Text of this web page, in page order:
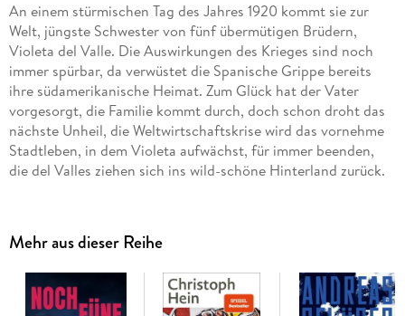
An einem stürmischen Tag des Jahres 1920 kommt sie zur
Welt, jüngste Schwester von fünf übermütigen Brüdern,
Violeta del Valle. Die Auswirkungen des Krieges sind noch
immer spürbar, da verwüstet die Spanische Grippe bereits
ihre südamerikanische Heimat. Zum Glück hat der Vater
vorgesorgt, die Familie kommt durch, doch schon droht das
nächste Unheil, die Weltwirtschaftskrise wird das vornehme
Stadtleben, in dem Violeta aufwächst, für immer beenden,
die del Valles ziehen sich ins wild-schöne Hinterland zurück.
Violeta erzählt uns selbst ihr Leben, am Ende ihrer Tage
schreibt sie ihrem geliebten Enkel einen langen Brief - sie
schreibt von ihren halsbrecherischen Affären, den Jahren der
Armut, von schrecklichen Verlusten und tiefempfundener
Freude, von historischen Vorkommnissen, die ihr Leben
Mehr aus dieser Reihe